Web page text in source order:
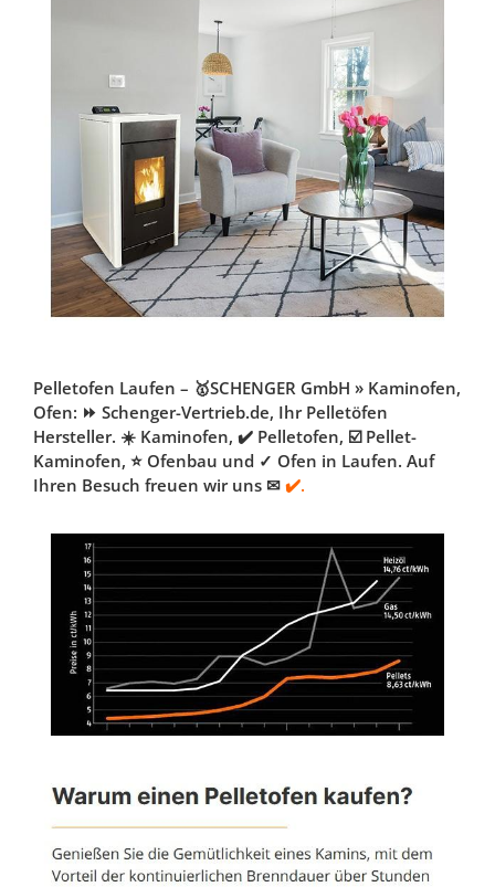
Pelletofen Laufen – 🥇SCHENGER GmbH » Kaminofen,
Ofen: ⏩ Schenger-Vertrieb.de, Ihr Pelletöfen
Hersteller. ☀️ Kaminofen, ✔️ Pelletofen, ☑️ Pellet-
Kaminofen, ⭐ Ofenbau und ✓ Ofen in Laufen. Auf
Ihren Besuch freuen wir uns ✉ ✔️.